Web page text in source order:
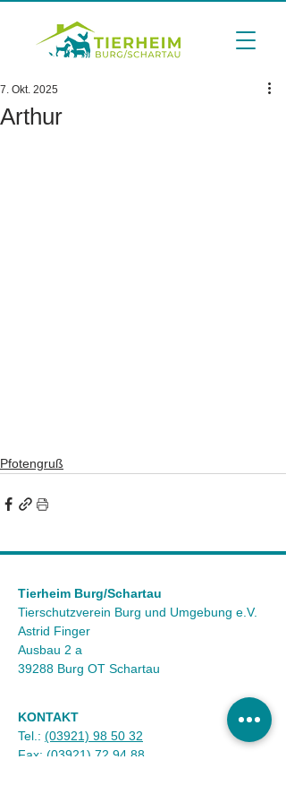
Arthur
7. Okt. 2025
Pfotengruß
Tierheim Burg/Schartau
Tierschutzverein Burg und Umgebung e.V.
Astrid Finger
Ausbau 2 a
39288 Burg OT Schartau
KONTAKT
Tel.: (03921) 98 50 32
Fax: (03921) 72 94 88